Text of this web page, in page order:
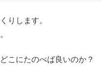
りします。
こにたのべば良いのか？